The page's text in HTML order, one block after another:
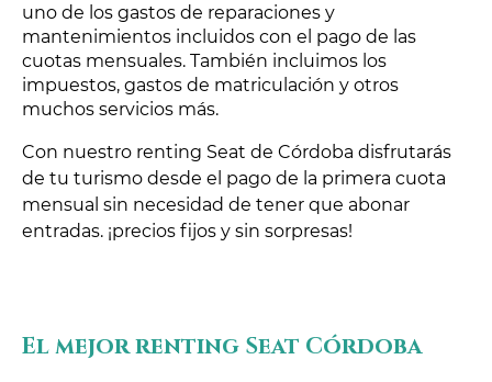
uno de los gastos de reparaciones y
mantenimientos incluidos con el pago de las
cuotas mensuales. También incluimos los
impuestos, gastos de matriculación y otros
muchos servicios más.
Con nuestro renting Seat de Córdoba disfrutarás
de tu turismo desde el pago de la primera cuota
mensual sin necesidad de tener que abonar
entradas. ¡precios fijos y sin sorpresas!
El mejor renting Seat Córdoba